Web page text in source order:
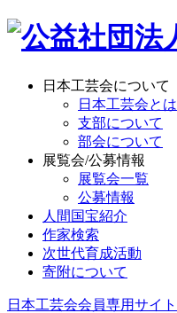
日本工芸会について
日本工芸会とは
支部について
部会について
展覧会/公募情報
展覧会一覧
公募情報
人間国宝紹介
作家検索
次世代育成活動
寄附について
日本工芸会会員専用サイト